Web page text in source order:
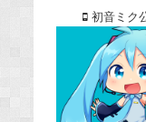
初音ミク